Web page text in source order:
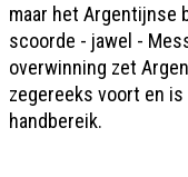
maar het Argentijnse
scoorde - jawel -
overwinning zet
zegereeks voort en
handbereik.